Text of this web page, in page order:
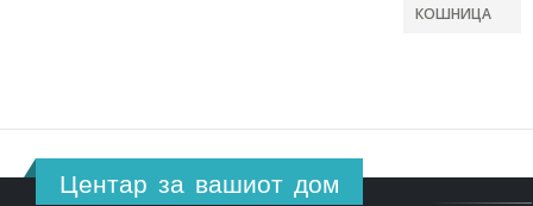
КОШНИЦА
Центар за вашиот дом